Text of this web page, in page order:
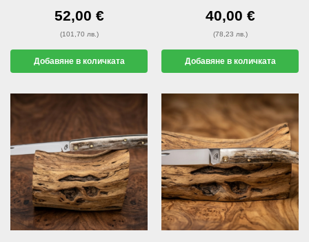
52,00 €
(101,70 лв.)
Добавяне в количката
40,00 €
(78,23 лв.)
Добавяне в количката